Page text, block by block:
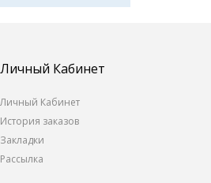
Личный Кабинет
Личный Кабинет
История заказов
Закладки
Рассылка